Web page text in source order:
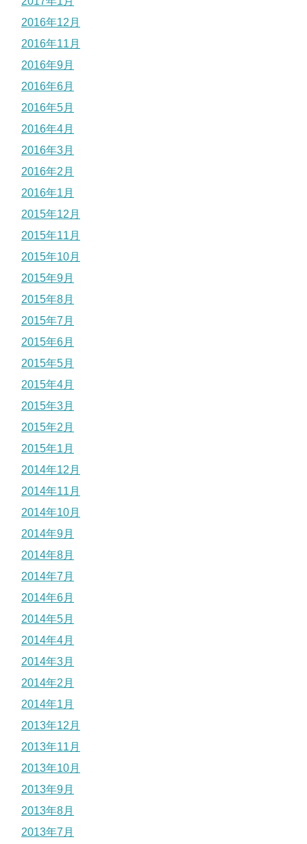
2016年12月
2016年11月
2016年9月
2016年6月
2016年5月
2016年4月
2016年3月
2016年2月
2016年1月
2015年12月
2015年11月
2015年10月
2015年9月
2015年8月
2015年7月
2015年6月
2015年5月
2015年4月
2015年3月
2015年2月
2015年1月
2014年12月
2014年11月
2014年10月
2014年9月
2014年8月
2014年7月
2014年6月
2014年5月
2014年4月
2014年3月
2014年2月
2014年1月
2013年12月
2013年11月
2013年10月
2013年9月
2013年8月
2013年7月